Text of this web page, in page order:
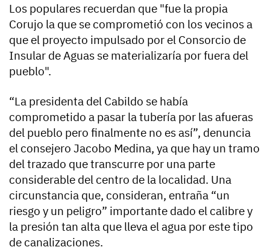
Los populares recuerdan que "fue la propia
Corujo la que se comprometió con los vecinos a
que el proyecto impulsado por el Consorcio de
Insular de Aguas se materializaría por fuera del
pueblo".
“La presidenta del Cabildo se había
comprometido a pasar la tubería por las afueras
del pueblo pero finalmente no es así”, denuncia
el consejero Jacobo Medina, ya que hay un tramo
del trazado que transcurre por una parte
considerable del centro de la localidad. Una
circunstancia que, consideran, entraña “un
riesgo y un peligro” importante dado el calibre y
la presión tan alta que lleva el agua por este tipo
de canalizaciones.